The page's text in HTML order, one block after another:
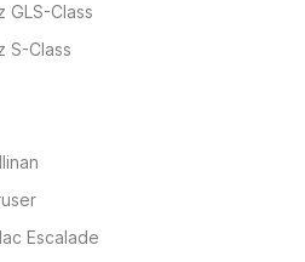
Class
S-Class
Escalade